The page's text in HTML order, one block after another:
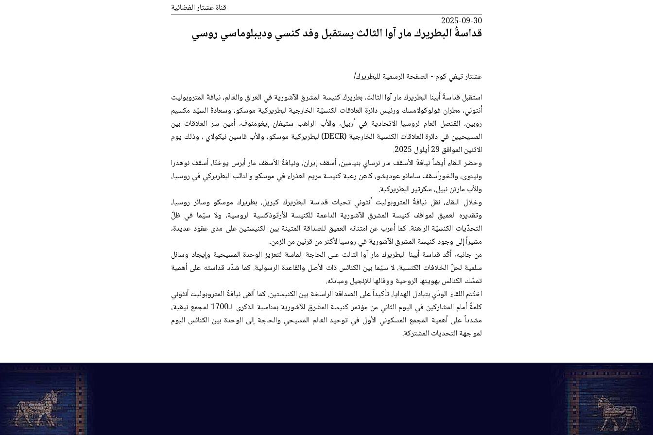
قناة عشتار الفضائية
2025-09-30
قداسةُ البطريرك مار آوا الثالث يستقبل وفد كنسي وديبلوماسي روسي
عشتار تيفي كوم - الصفحة الرسمية للبطريرك/
استقبل قداسةُ أبينا البطريرك مار آوا الثالث، بطريرك كنيسة المشرق الآشورية في العراق والعالم، نيافةَ المتروبوليت
أنثوني، مطران فولوكولامسك ورئيس دائرة العلاقات الكنسيّة الخارجية لبطريركية موسكو، وسعادةَ السيّد مكسيم
روبين، القنصل العام لروسيا الاتحادية في أربيل، والأب الراهب ستيفان إيغومنوف، أمين سر العلاقات بين
المسيحيين في دائرة العلاقات الكنسية الخارجية (DECR) لبطريركية موسكو، والأب فاسين نيكولاي ، وذلك يوم
الاثنين الموافق 29 أيلول 2025.
وحضر اللقاء أيضاً نيافةُ الأسقف مار نرساي بنيامين، أسقف إيران، ونيافةُ الأسقف مار أبرس يوخنّا، أسقف نوهدرا
ونينوى، والخورأسقف سامانو عوديشو، كاهن رعية كنيسة مريم العذراء في موسكو والنائب البطريركي في روسيا،
والأب مارتن نبيل، سكرتير البطريركية.
وخلال اللقاء، نقل نيافةُ المتروبوليت أنثوني تحيات قداسة البطريرك كيريل، بطريرك موسكو وسائر روسيا،
وتقديره العميق لمواقف كنيسة المشرق الآشورية الداعمة للكنيسة الأرثوذكسية الروسية، ولا سيّما في ظلّ
التحدّيات الكنسيّة الراهنة. كما أعرب عن امتنانه العميق للصداقة المتينة بين الكنيستين على مدى عقود عديدة،
مشيراً إلى وجود كنيسة المشرق الآشورية في روسيا لأكثر من قرنين من الزمن..
من جانبه، أكّد قداسة أبينا البطريرك مار آوا الثالث على الحاجة الماسة لتعزيز الوحدة المسيحية وإيجاد وسائل
سلمية لحلّ الخلافات الكنسية، لا سيّما بين الكنائس ذات الأصل والقاعدة الرسولية. كما شدّد قداسته على أهمية
تمسّك الكنائس بهويتها الروحية ووفائها للإنجيل ومبادئه.
اختُتم اللقاء الودّي بتبادل الهدايا، تأكيداً على الصداقة الراسخة بين الكنيستين. كما ألقى نيافةُ المتروبوليت أنثوني
كلمةً أمام المشاركين في اليوم الثاني من مؤتمر كنيسة المشرق الآشورية بمناسبة الذكرى الـ1700 لمجمع نيقية،
مشدداً على أهمية المجمع المسكوني الأول في توحيد العالم المسيحي والحاجة إلى الوحدة بين الكنائس اليوم
لمواجهة التحديات المشتركة.